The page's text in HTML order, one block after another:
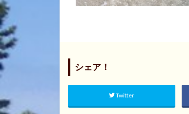
シェア！
Twitter